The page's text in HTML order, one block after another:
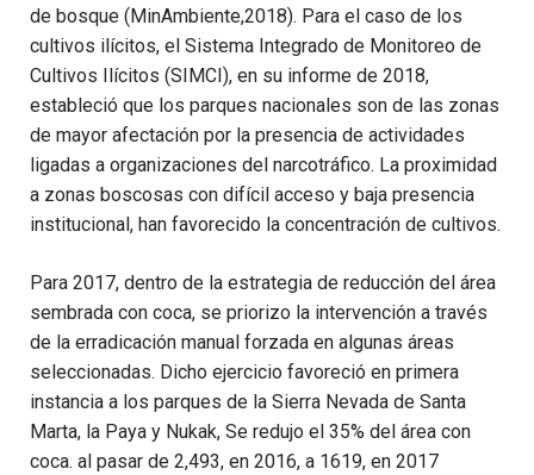
de bosque (MinAmbiente,2018). Para el caso de los
cultivos ilícitos, el Sistema Integrado de Monitoreo de
Cultivos Ilícitos (SIMCI), en su informe de 2018,
estableció que los parques nacionales son de las zonas
de mayor afectación por la presencia de actividades
ligadas a organizaciones del narcotráfico. La proximidad
a zonas boscosas con difícil acceso y baja presencia
institucional, han favorecido la concentración de cultivos.
Para 2017, dentro de la estrategia de reducción del área
sembrada con coca, se priorizo la intervención a través
de la erradicación manual forzada en algunas áreas
seleccionadas. Dicho ejercicio favoreció en primera
instancia a los parques de la Sierra Nevada de Santa
Marta, la Paya y Nukak, Se redujo el 35% del área con
coca. al pasar de 2,493, en 2016, a 1619, en 2017